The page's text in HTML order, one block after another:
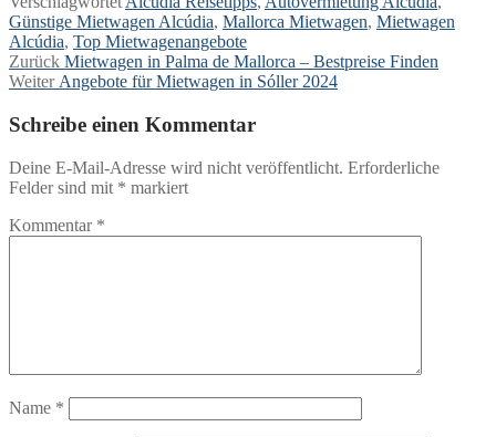
Günstige Mietwagen Alcúdia, Mallorca Mietwagen, Mietwagen
Alcúdia, Top Mietwagenangebote
Beitragsnavigation
Zurück Vorheriger
Beitrag:
Mietwagen in Palma de Mallorca – Bestpreise Finden
Weiter Nächster
Angebote für Mietwagen in Sóller 2024
Schreibe einen Kommentar
Deine E-Mail-Adresse wird nicht veröffentlicht. Erforderliche
Felder sind mit * markiert
Kommentar *
Name *